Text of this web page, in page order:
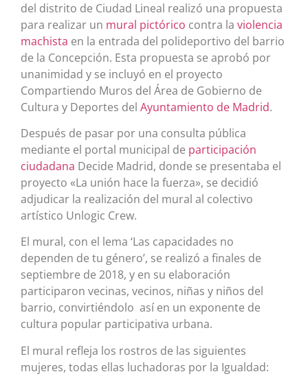
del distrito de Ciudad Lineal realizó una propuesta
para realizar un mural pictórico contra la violencia
machista en la entrada del polideportivo del barrio
de la Concepción. Esta propuesta se aprobó por
unanimidad y se incluyó en el proyecto
Compartiendo Muros del Área de Gobierno de
Cultura y Deportes del Ayuntamiento de Madrid.
Después de pasar por una consulta pública
mediante el portal municipal de participación
ciudadana Decide Madrid, donde se presentaba el
proyecto «La unión hace la fuerza», se decidió
adjudicar la realización del mural al colectivo
artístico Unlogic Crew.​
El mural, con el lema ‘Las capacidades no
dependen de tu género’, se realizó a finales de
septiembre de 2018, y en su elaboración
participaron vecinas, vecinos, niñas y niños del
barrio, convirtiéndolo así en un exponente de
cultura popular participativa urbana.
El mural refleja los rostros de las siguientes
mujeres, todas ellas luchadoras por la Igualdad: